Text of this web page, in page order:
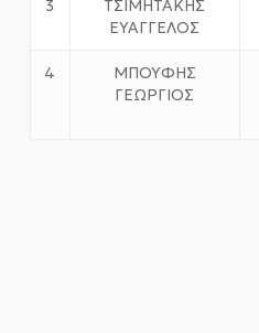
3
ΤΣΙΜΗΤΑΚΗΣ
ΕΥΑΓΓΕΛΟΣ
4
ΜΠΟΥΦΗΣ
ΓΕΩΡΓΙΟΣ